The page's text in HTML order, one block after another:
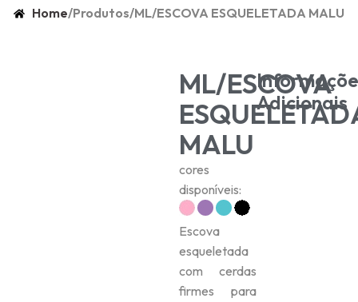
Home/Produtos/ML/ESCOVA ESQUELETADA MALU
ML/ESCOVA
MALU
cores
disponíveis:
Escova
esqueletada
com cerdas
firmes para
Adicionais